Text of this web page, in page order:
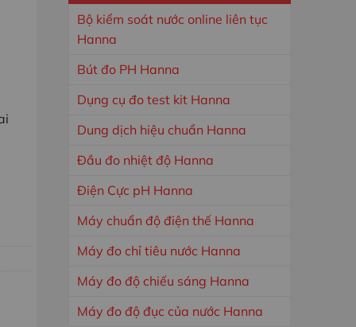
Bộ kiểm soát nước online liên tục
Hanna
Bút đo PH Hanna
Dụng cụ đo test kit Hanna
Dung dịch hiệu chuẩn Hanna
Đầu đo nhiệt độ Hanna
Điện Cực pH Hanna
Máy chuẩn độ điện thế Hanna
Máy đo chỉ tiêu nước Hanna
Máy đo độ chiếu sáng Hanna
Máy đo độ đục của nước Hanna